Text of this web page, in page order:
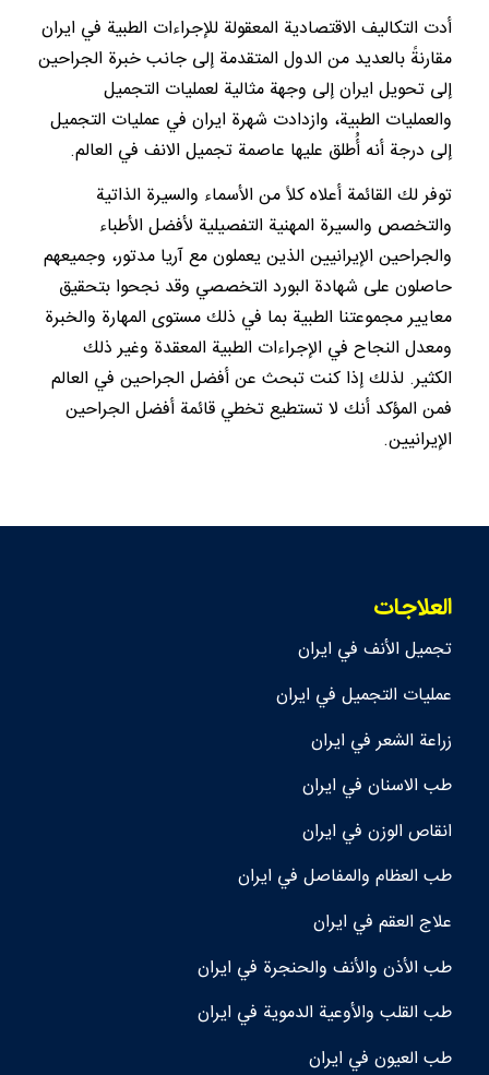
أدت التكاليف الاقتصادية المعقولة للإجراءات الطبية في ايران
مقارنةً بالعديد من الدول المتقدمة إلى جانب خبرة الجراحين
إلى تحويل ايران إلى وجهة مثالية لعمليات التجميل
والعمليات الطبية، وازدادت شهرة ايران في عمليات التجميل
إلى درجة أنه أُطلق عليها عاصمة تجميل الانف في العالم.
توفر لك القائمة أعلاه كلاً من الأسماء والسيرة الذاتية
والتخصص والسيرة المهنية التفصيلية لأفضل الأطباء
والجراحين الإيرانيين الذين يعملون مع آريا مدتور، وجميعهم
حاصلون على شهادة البورد التخصصي وقد نجحوا بتحقيق
معايير مجموعتنا الطبية بما في ذلك مستوى المهارة والخبرة
ومعدل النجاح في الإجراءات الطبية المعقدة وغير ذلك
الكثير. لذلك إذا كنت تبحث عن أفضل الجراحين في العالم
فمن المؤكد أنك لا تستطيع تخطي قائمة أفضل الجراحين
الإيرانيين.
العلاجات
تجمیل الأنف في ايران
عمليات التجميل في ايران
زراعة الشعر في ايران
طب الاسنان في ايران
انقاص الوزن في ايران
طب العظام والمفاصل في ايران
علاج العقم في ايران
طب الأذن والأنف والحنجرة في ايران
طب القلب والأوعية الدموية في ايران
طب العيون في ايران